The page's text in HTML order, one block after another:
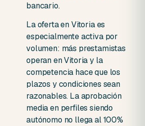
bancario.
La oferta en Vitoria es
especialmente activa por
volumen: más prestamistas
operan en Vitoria y la
competencia hace que los
plazos y condiciones sean
razonables. La aprobación
media en perfiles siendo
autónomo no llega al 100%